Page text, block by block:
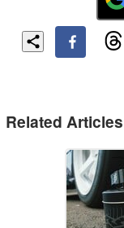
Related Articles